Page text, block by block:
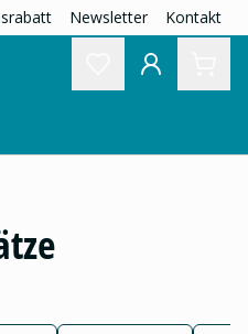
Newsletter Kontakt